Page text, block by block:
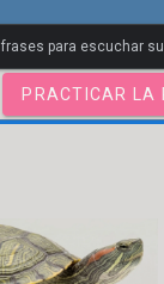
PRACTICAR LA
para escuchar